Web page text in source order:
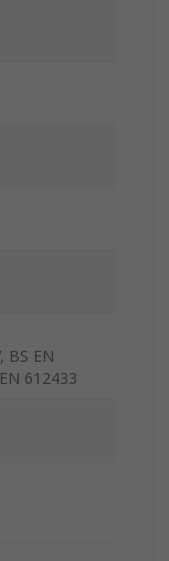
BS EN
612433